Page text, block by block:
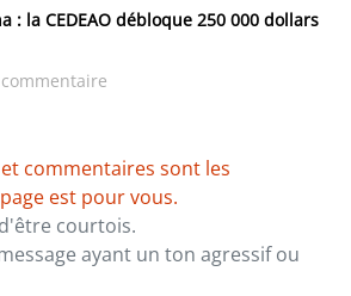
: la CEDEAO débloque 250 000 dollars
commentaires sont les
est pour vous.
courtois.
ayant un ton agressif ou